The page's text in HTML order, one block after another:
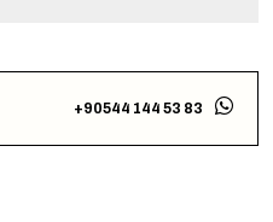
+90544 144 53 83